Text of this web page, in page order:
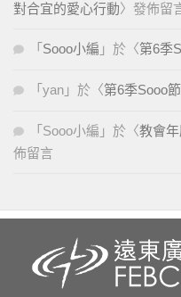
對合宜的愛心行動〉發佈留
「 Sooo小編 」於〈第6季
「 yan 」於〈第6季Sooo
「 Sooo小編 」於〈教會
佈留言